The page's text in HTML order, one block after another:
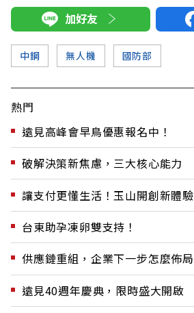
加好友
中鋼 無人機 國防部
熱門
遠見高峰會早鳥優惠報名中！
破解決策新焦慮，三大核心能力
讓支付更懂生活！玉山開創新體驗
台東助孕凍卵雙支持！
供應鏈重組，企業下一步怎麼佈局
遠見40週年慶典，限時盛大開啟